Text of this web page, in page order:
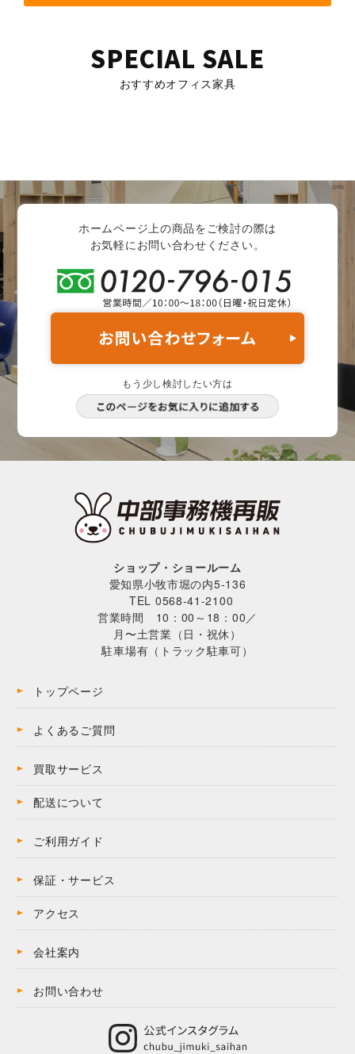
SPECIAL SALE
おすすめオフィス家具
ホームページ上の商品をご検討の際は
お気軽にお問い合わせください。
もう少し検討したい方は
ショップ・ショールーム
愛知県小牧市堀の内5-136
TEL 0568-41-2100
営業時間 10：00～18：00／
月〜土営業（日・祝休）
駐車場有（トラック駐車可）
トップページ
よくあるご質問
買取サービス
配送について
ご利用ガイド
保証・サービス
アクセス
会社案内
お問い合わせ